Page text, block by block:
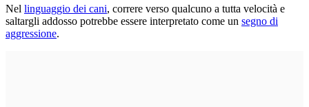
Nel linguaggio dei cani, correre verso qualcuno a tutta velocità e
saltargli addosso potrebbe essere interpretato come un segno di
aggressione.